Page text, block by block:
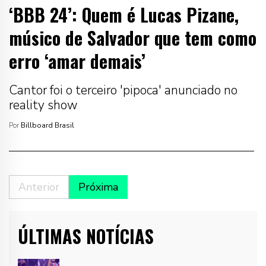
‘BBB 24’: Quem é Lucas Pizane,
músico de Salvador que tem como
erro ‘amar demais’
Cantor foi o terceiro 'pipoca' anunciado no
reality show
Por Billboard Brasil
Anterior Próxima
ÚLTIMAS NOTÍCIAS